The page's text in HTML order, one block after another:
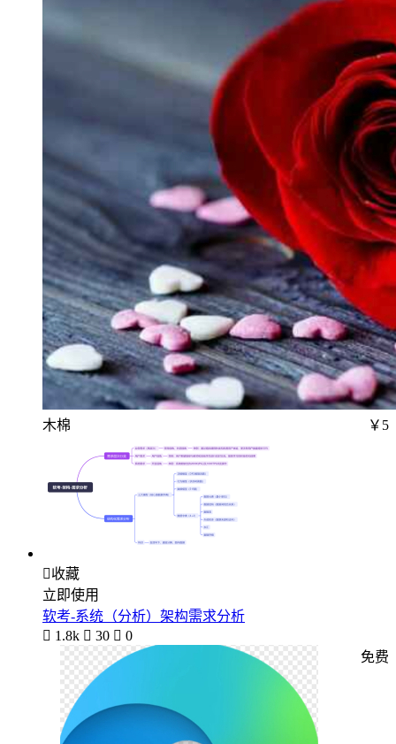
木棉 ￥5
收藏
立即使用
软考-系统（分析）架构需求分析
 1.8k  30  0
免费